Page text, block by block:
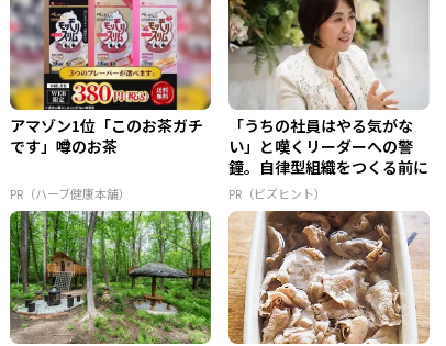
アマゾン1位「このお茶ガチ
です」噂のお茶
PR（ハーブ健康本舗）
「うちの社員はやる気がな
い」と嘆くリーダーへの警
鐘。自律型組織をつくる前に
外せな...
PR（ビズヒント）